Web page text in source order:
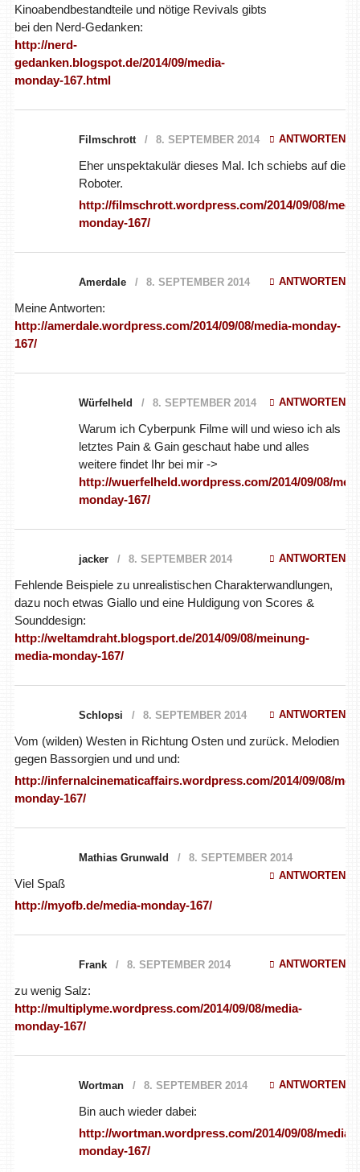
Kinoabendbestandteile und nötige Revivals gibts
bei den Nerd-Gedanken:
http://nerd-
gedanken.blogspot.de/2014/09/media-
monday-167.html
Filmschrott 8. SEPTEMBER 2014 ANTWORTEN
Eher unspektakulär dieses Mal. Ich schiebs auf die Roboter.
http://filmschrott.wordpress.com/2014/09/08/media-
monday-167/
Meine Antworten:
http://amerdale.wordpress.com/2014/09/08/media-monday-
167/
Warum ich Cyberpunk Filme will und wieso ich als letztes Pain
& Gain geschaut habe und alles weitere findet Ihr bei mir ->
http://wuerfelheld.wordpress.com/2014/09/08/media-
monday-167/
dazu noch etwas Giallo und eine Huldigung von Scores &
Sounddesign:
http://weltamdraht.blogsport.de/2014/09/08/meinung-
media-monday-167/
gegen Bassorgien und und und:
http://infernalcinematicaffairs.wordpress.com/2014/09/08/
monday-167/
http://multiplyme.wordpress.com/2014/09/08/media-
monday-167/